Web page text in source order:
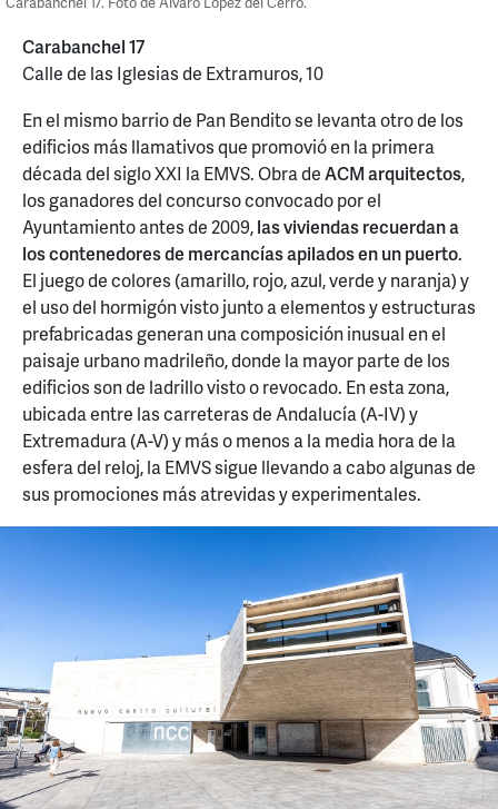
Carabanchel 17
Calle de las Iglesias de Extramuros, 10
En el mismo barrio de Pan Bendito se levanta otro de los
edificios más llamativos que promovió en la primera
década del siglo XXI la EMVS. Obra deACM arquitectos,
los ganadores del concurso convocado por el
Ayuntamiento antes de 2009,las viviendas recuerdan a
los contenedores de mercancías apilados en un puerto.
El juego de colores (amarillo, rojo, azul, verde y naranja) y
el uso del hormigón visto junto a elementos y estructuras
prefabricadas generan una composición inusual en el
paisaje urbano madrileño, donde la mayor parte de los
edificios son de ladrillo visto o revocado. En esta zona,
ubicada entre las carreteras de Andalucía (A-IV) y
Extremadura (A-V) y más o menos a la media hora de la
esfera del reloj, la EMVS sigue llevando a cabo algunas de
sus promociones más atrevidas y experimentales.